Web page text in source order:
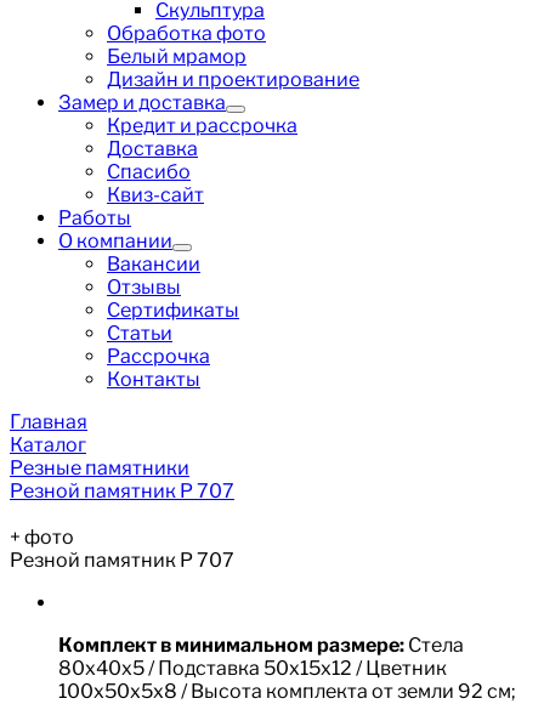
Скульптура
Обработка фото
Белый мрамор
Дизайн и проектирование
Замер и доставка
Кредит и рассрочка
Доставка
Спасибо
Квиз-сайт
Работы
О компании
Вакансии
Отзывы
Сертификаты
Статьи
Рассрочка
Контакты
Главная
Каталог
Резные памятники
Резной памятник Р 707
+ фото
Резной памятник Р 707
Комплект в минимальном размере: Стела
80х40х5 / Подставка 50х15х12 / Цветник
100х50х5х8 / Высота комплекта от земли 92 см;